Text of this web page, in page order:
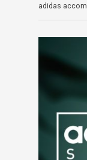
adidas